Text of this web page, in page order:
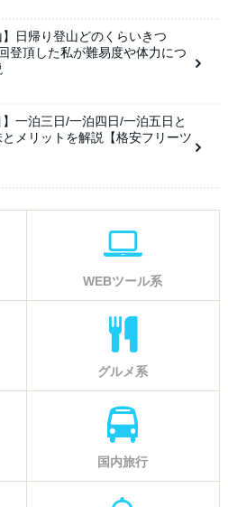
】日帰り登山どのくらいきつ
登頂した私が難易度や体力につ
】一泊三日/一泊四日/一泊五日と
メリットを解説【格安フリーツ
WEBツール系
グルメ系
国内旅行